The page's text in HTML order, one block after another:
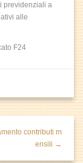
previdenziali a
alle
F24
contributi m
ensili →